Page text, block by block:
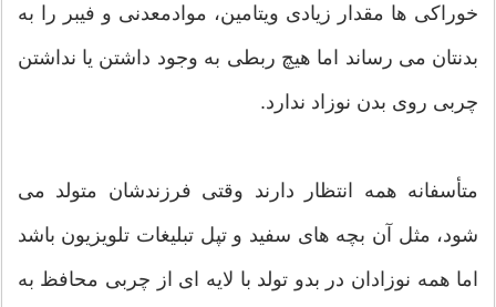
خوراکی ها مقدار زیادی ویتامین، موادمعدنی و فیبر را به
بدنتان می رساند اما هیچ ربطی به وجود داشتن یا نداشتن
چربی روی بدن نوزاد ندارد.
متأسفانه همه انتظار دارند وقتی فرزندشان متولد می
شود، مثل آن بچه های سفید و تپل تبلیغات تلویزیون باشد
اما همه نوزادان در بدو تولد با لایه ای از چربی محافظ به